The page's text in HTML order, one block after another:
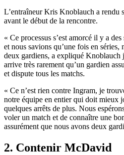
L’entraîneur Kris Knoblauch a rendu
avant le début de la rencontre.
« Ce processus s’est amorcé il y a
et nous savions qu’une fois en
deux gardiens, a expliqué Knoblauch
arrive très rarement qu’un gardien
et dispute tous les matchs.
« Ce n’est rien contre Ingram, je
notre équipe en entier qui doit mieux
quelques arrêts de plus. Nous
voler un match et de connaître une
assurément que nous avons deux
2. Contenir McDavid